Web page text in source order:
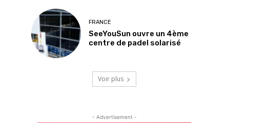
FRANCE
SeeYouSun ouvre un 4ème
centre de padel solarisé
Voir plus
- Advertisement -